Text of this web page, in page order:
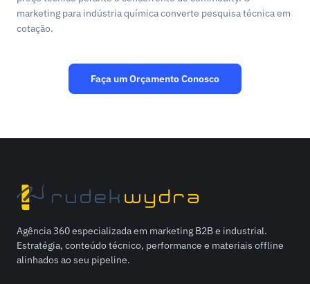
marketing para indústria química converte pesquisa técnica em
cotação.
Faça um Orçamento Conosco
Agência 360 especializada em marketing B2B e industrial.
Estratégia, conteúdo técnico, performance e materiais offline
alinhados ao seu pipeline.